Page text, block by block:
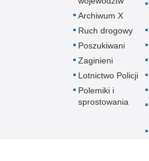
Archiwum X
Ruch drogowy
Poszukiwani
Zaginieni
Lotnictwo Policji
Polemiki i
sprostowania